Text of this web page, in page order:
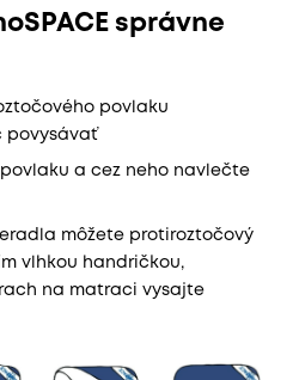
správne
povlaku
povysávať
a cez neho navlečte
môžete protiroztočový
vlhkou handričkou,
na matraci vysajte